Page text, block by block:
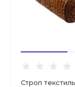
Строп